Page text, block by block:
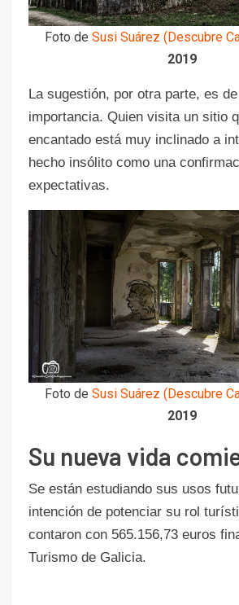
Foto de Susi Suárez (Descubre
2019
La sugestión, por otra parte, es
importancia. Quien visita un sitio
encantado está muy inclinado a
hecho insólito como una
expectativas.
Foto de Susi Suárez (Descubre
2019
Su nueva vida
Se están estudiando sus usos
intención de potenciar su rol
contaron con 565.156,73 euros
Turismo de Galicia.